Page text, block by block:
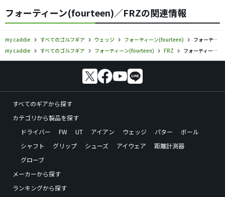
フォーティーン(fourteen)／FRZの関連情報
my caddie すべてのゴルフギア ウェッジ フォーティーン(fourteen)
フォーティーン／FRZ／ウェッジの口コミ評価
my caddie
すべてのゴルフギア フォーティーン(fourteen) FRZ フォーティーン／FRZ／ウェッジの口コミ評価
すべてのギアから探す
カテゴリから製品を探す
ドライバー
FW UT アイアン ウェッジ パター
ボール
シャフト
グリップ シューズ アイウェア
距離計測器
グローブ
メーカーから探す
ランキングから探す